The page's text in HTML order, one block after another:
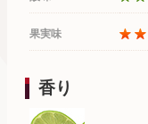
果実味
香り